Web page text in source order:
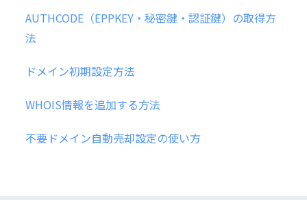
AUTHCODE（EPPKEY・秘密鍵・認証鍵）の取得方
法
ドメイン初期設定方法
WHOIS情報を追加する方法
不要ドメイン自動売却設定の使い方